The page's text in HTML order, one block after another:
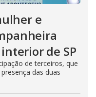
e
de SP
de terceiros, que
das duas